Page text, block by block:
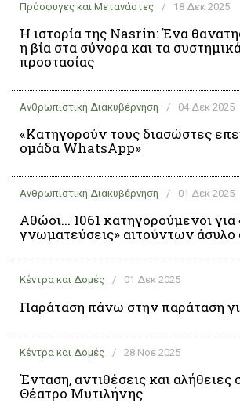
Πρόσφυγες και Μετανάστες / 18 Δεκ 2025
Η ιστορία της Nasrin: Ένα
η βία στα σύνορα και τα
προστασίας
Ανθρωπιστική Διακυβέρνηση / 04 Δεκ 2025
«Κατηγορούν τους διασώστες
ομάδα WhatsApp»
Ανθρωπιστική Διακυβέρνηση / 01 Δεκ 2025
Αθώοι... 1061 κατηγορούμενοι
γνωματεύσεις» αιτούντων
Κέντρα και Δομές / 01 Δεκ 2025
Παράταση πάνω στην παράταση
Κέντρα και Δομές / 28 Νοε 2025
Ένταση, αντιθέσεις και αλήθειες
Θέατρο Μυτιλήνης